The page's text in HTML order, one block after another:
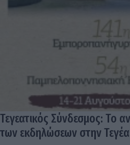
Τεγεατικός Σύνδεσμος: Το
των εκδηλώσεων στην Τεγέα